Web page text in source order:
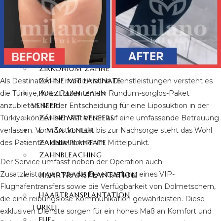
PO VERGRÖSSERUNG MIT E
IGENFETT
ZAHNÄSTHETIK
HOLLYWOOD LÄCHELN
ZIRKONIUM ZÄHNE
ZÄHNE MIT LAMINATE
PORZELLAN-ZAHN-
VENEER
ZÄHNE MIT VENEERS
E-MAX VENEER
ZAHNIMPLANTATE
ZAHNBLEACHING
HAARTRANSPLANTATION
HAARTRANSPLANTATION
TÜRKEI
Als Destination für medizinische Dienstleistungen versteht es
die Türkiye, ihren Patienten ein Rundum-sorglos-Paket
anzubieten. Mit der Entscheidung für eine Liposuktion in der
Türkiye können sich Patienten auf eine umfassende Betreuung
verlassen. Vom Erstkontakt bis zur Nachsorge steht das Wohl
des Patienten dabei immer im Mittelpunkt.
Der Service umfasst neben der Operation auch
Zusatzleistungen wie die Bereitstellung eines VIP-
Flughafentransfers sowie die Verfügbarkeit von Dolmetschern,
die eine reibungslose Kommunikation gewährleisten. Diese
exklusiven Dienste sorgen für ein hohes Maß an Komfort und